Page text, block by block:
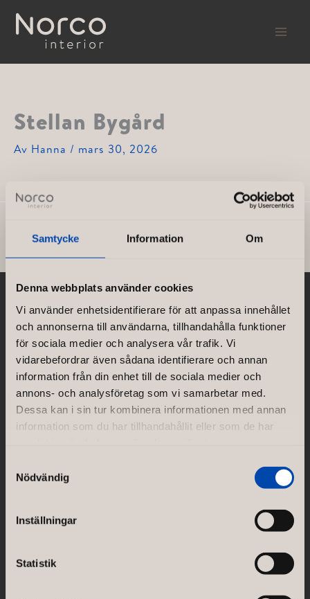
Samtycke Information Om
Denna webbplats använder cookies
Vi använder enhetsidentifierare för att anpassa innehållet
och annonserna till användarna, tillhandahålla funktioner
för sociala medier och analysera vår trafik. Vi
vidarebefordrar även sådana identifierare och annan
information från din enhet till de sociala medier och
annons- och analysföretag som vi samarbetar med.
Dessa kan i sin tur kombinera informationen med annan
information som du har tillhandahållit eller som de har
Nödvändig
Inställningar
Statistik
Stellan Bygård
Av Hanna / mars 30, 2026
FÖREGÅENDE NÄSTA
NORCO INTERIOR AB
Rosenlundsgatan 38F
SE-118 21 Stockholm
Sweden
Transportvägen 13
SE-302 30 Halmstad
Sweden
GÖTESSONS DESIGN GROUP AB
Norco Hospitality |